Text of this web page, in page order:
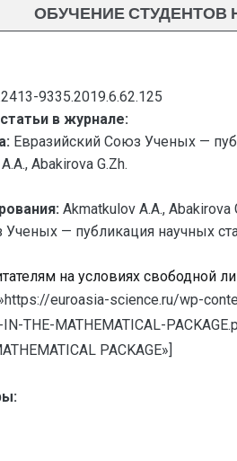
ОБУЧЕНИЕ СТУДЕНТОВ
9335.2019.6.62.125
в журнале:
Евразийский Союз Ученых —
Abakirova G.Zh.
Akmatkulov A.A.,
— публикация научных
на условиях свободной
euroasia-science.ru/wp-
IN-THE-MATHEMATICAL-
PACKAGE»]